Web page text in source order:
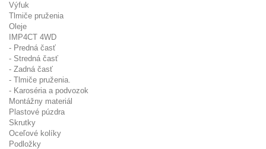
Výfuk
Tlmiče pruženia
Oleje
IMP4CT 4WD
- Predná časť
- Stredná časť
- Zadná časť
- Tlmiče pruženia.
- Karoséria a podvozok
Montážny materiál
Plastové púzdra
Skrutky
Oceľové kolíky
Podložky